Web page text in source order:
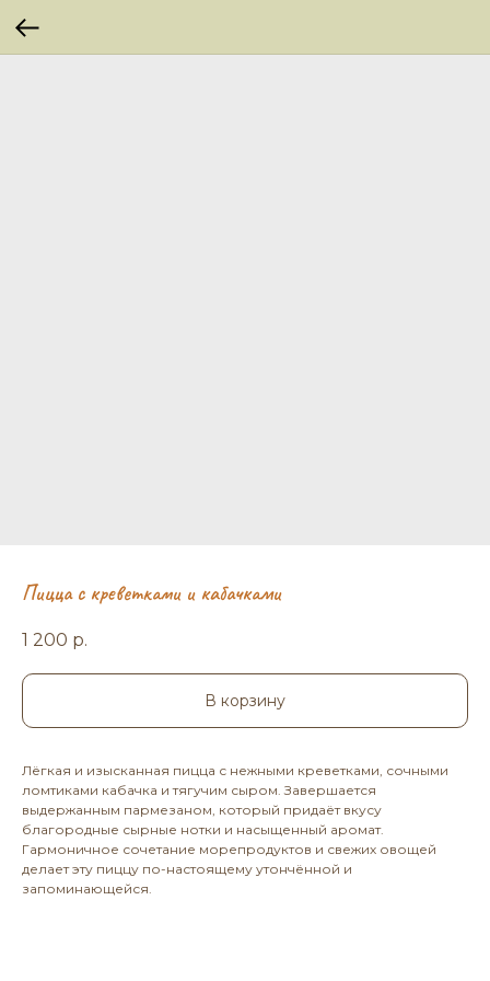
Пицца с креветками и кабачками
1 200 р.
В корзину
Лёгкая и изысканная пицца с нежными креветками, сочными
ломтиками кабачка и тягучим сыром. Завершается
выдержанным пармезаном, который придаёт вкусу
благородные сырные нотки и насыщенный аромат.
Гармоничное сочетание морепродуктов и свежих овощей
делает эту пиццу по-настоящему утончённой и
запоминающейся.